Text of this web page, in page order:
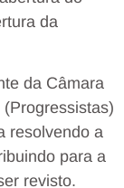
da
da Câmara
resolvendo a
para a
revisto.